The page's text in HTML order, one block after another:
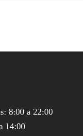
8:00 a 22:00
14:00